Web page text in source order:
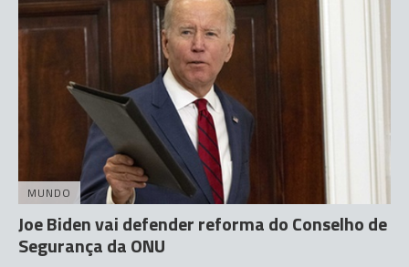
MUNDO
Joe Biden vai defender reforma do Conselho de
Segurança da ONU